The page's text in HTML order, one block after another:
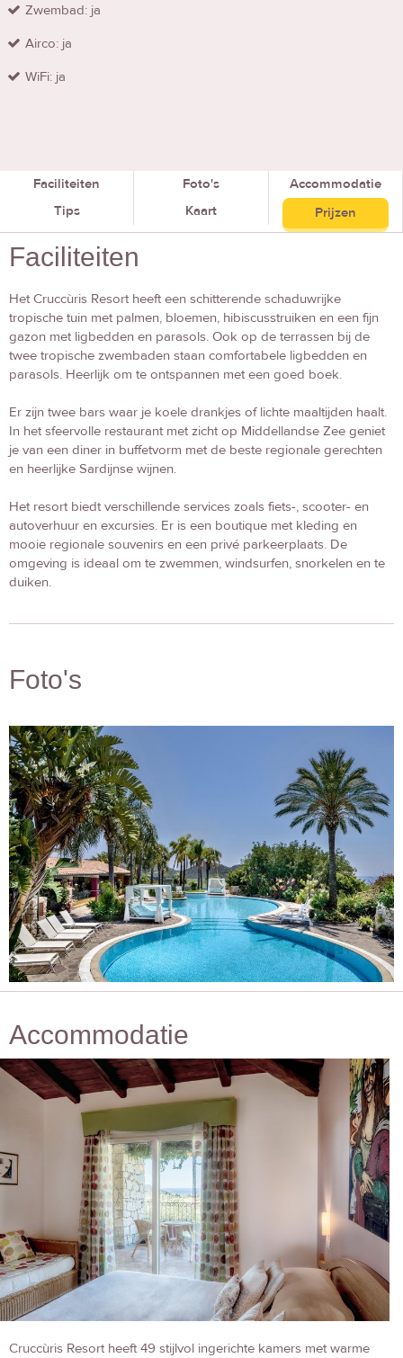
Zwembad: ja
Airco: ja
WiFi: ja
Faciliteiten Foto's
Accommodatie
Tips
Kaart Prijzen
Faciliteiten
Het Cruccùris Resort heeft een schitterende schaduwrijke
tropische tuin met palmen, bloemen, hibiscusstruiken en een fijn
gazon met ligbedden en parasols. Ook op de terrassen bij de
twee tropische zwembaden staan comfortabele ligbedden en
parasols. Heerlijk om te ontspannen met een goed boek.
Er zijn twee bars waar je koele drankjes of lichte maaltijden haalt.
In het sfeervolle restaurant met zicht op Middellandse Zee geniet
je van een diner in buffetvorm met de beste regionale gerechten
en heerlijke Sardijnse wijnen.
Het resort biedt verschillende services zoals fiets-, scooter- en
autoverhuur en excursies. Er is een boutique met kleding en
mooie regionale souvenirs en een privé parkeerplaats. De
omgeving is ideaal om te zwemmen, windsurfen, snorkelen en te
duiken.
Foto's
Accommodatie
Cruccùris Resort heeft 49 stijlvol ingerichte kamers met warme